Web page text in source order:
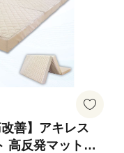
改善】アキレス
高反発マットレ